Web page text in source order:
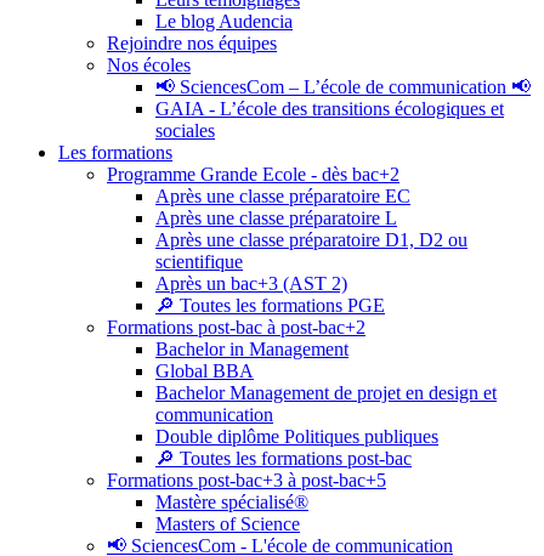
Le blog Audencia
Rejoindre nos équipes
Nos écoles
📢 SciencesCom – L’école de communication 📢
GAIA - L’école des transitions écologiques et
sociales
Les formations
Programme Grande Ecole - dès bac+2
Après une classe préparatoire EC
Après une classe préparatoire L
Après une classe préparatoire D1, D2 ou
scientifique
Après un bac+3 (AST 2)
🔎 Toutes les formations PGE
Formations post-bac à post-bac+2
Bachelor in Management
Global BBA
Bachelor Management de projet en design et
communication
Double diplôme Politiques publiques
🔎 Toutes les formations post-bac
Formations post-bac+3 à post-bac+5
Mastère spécialisé®
Masters of Science
📢 SciencesCom - L'école de communication